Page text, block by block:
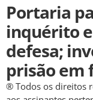
Portaria
inquérito
defesa;
prisão em
® Todos os direitos